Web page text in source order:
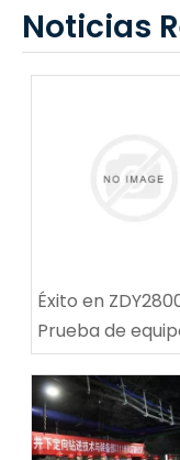
Noticias
Éxito en
Prueba de
técnico de
perforación
alta velocidad